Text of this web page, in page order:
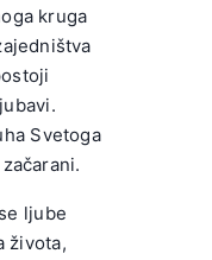
kruga
Svetoga
ljube
života,